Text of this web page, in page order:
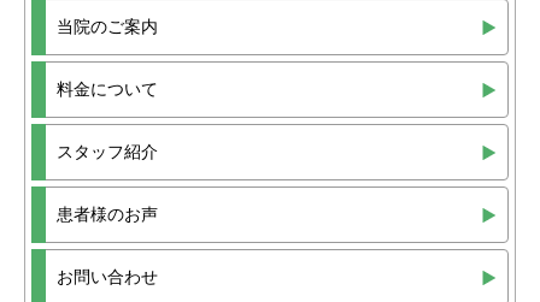
当院のご案内
料金について
スタッフ紹介
患者様のお声
お問い合わせ